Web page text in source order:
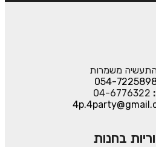
משמרות
054-
04-6776322
בחנות